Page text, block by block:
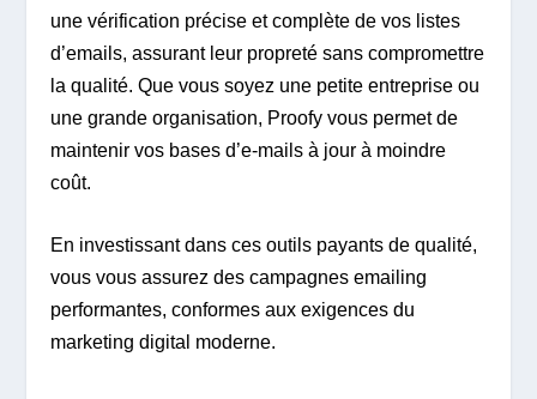
une vérification précise et complète de vos listes
d’emails, assurant leur propreté sans compromettre
la qualité. Que vous soyez une petite entreprise ou
une grande organisation, Proofy vous permet de
maintenir vos bases d’e-mails à jour à moindre
coût.
En investissant dans ces outils payants de qualité,
vous vous assurez des campagnes emailing
performantes, conformes aux exigences du
marketing digital moderne.